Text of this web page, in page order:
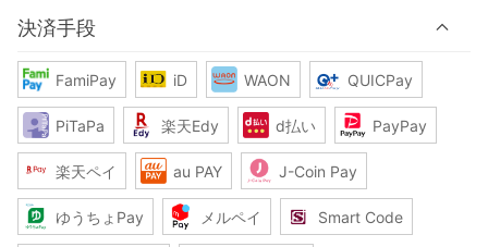
決済手段
FamiPay iD WAON QUICPay
PiTaPa 楽天Edy d払い PayPay
楽天ペイ au PAY J-Coin Pay
ゆうちょPay メルペイ Smart Code